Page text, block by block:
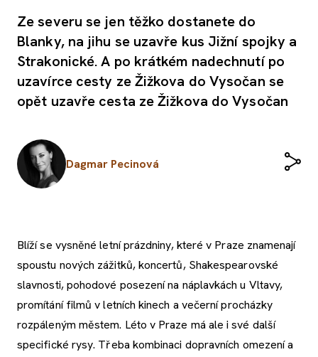
Ze severu se jen těžko dostanete do
Blanky, na jihu se uzavře kus Jižní spojky a
Strakonické. A po krátkém nadechnutí po
uzavírce cesty ze Žižkova do Vysočan se
opět uzavře cesta ze Žižkova do Vysočan
Dagmar Pecinová
Blíží se vysněné letní prázdniny, které v Praze znamenají
spoustu nových zážitků, koncertů, Shakespearovské
slavnosti, pohodové posezení na náplavkách u Vltavy,
promítání filmů v letních kinech a večerní procházky
rozpáleným městem. Léto v Praze má ale i své další
specifické rysy. Třeba kombinaci dopravních omezení a